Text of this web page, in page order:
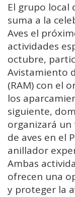
El grupo local
suma a la
Aves el
actividades
octubre,
Avistamiento
(RAM) con el
los
siguiente,
organizará
de aves en el
anillador
Ambas
ofrecen una
y proteger la